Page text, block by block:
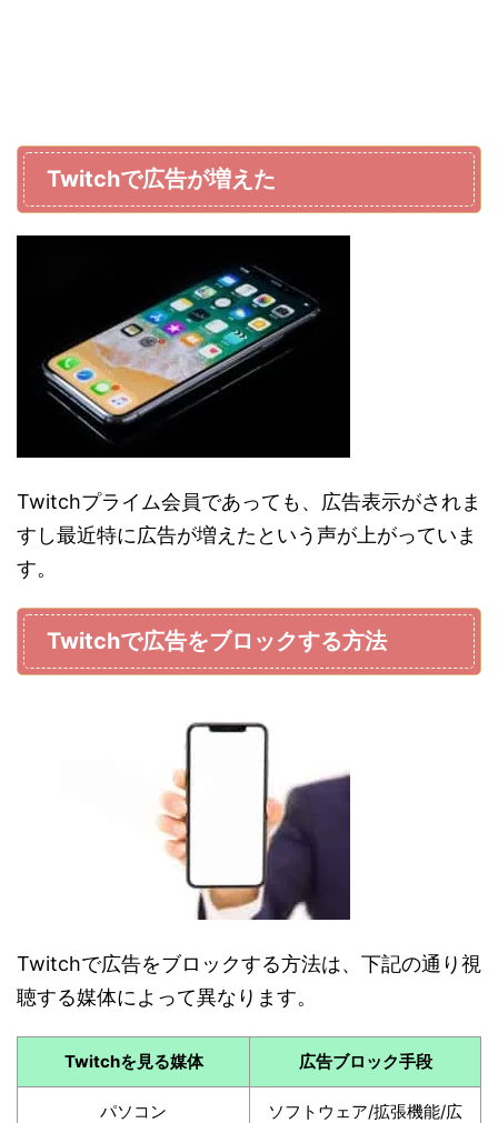
Twitchで広告が増えた
Twitchプライム会員であっても、広告表示がされま
すし最近特に広告が増えたという声が上がっていま
す。
Twitchで広告をブロックする方法
Twitchで広告をブロックする方法は、下記の通り視
聴する媒体によって異なります。
Twitchを見る媒体 広告ブロック手段
パソコン
ソフトウェア/拡張機能/広